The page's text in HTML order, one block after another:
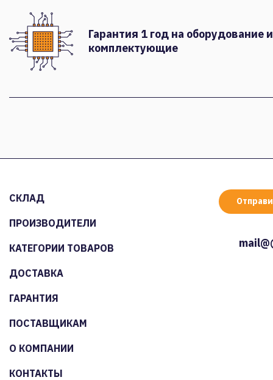
Гарантия 1 год на оборудование и
комплектующие
СКЛАД
ПРОИЗВОДИТЕЛИ
КАТЕГОРИИ ТОВАРОВ
ДОСТАВКА
ГАРАНТИЯ
ПОСТАВЩИКАМ
О КОМПАНИИ
КОНТАКТЫ